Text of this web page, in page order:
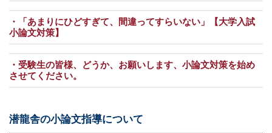
・「あまりにひどすぎて、間違ってすらいない」【大学入試
小論文対策】
・受験生の皆様、どうか、お願いします、小論文対策を始め
させてください。
潜龍舎の小論文指導について